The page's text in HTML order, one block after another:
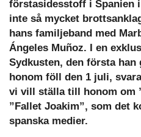
förstasidesstoff i Spanien
inte så mycket
hans familjeband med
Ángeles Muñoz. I en
Sydkusten, den första han
honom föll den 1 juli,
vi vill ställa till honom om
”Fallet Joakim”, som det
spanska medier.